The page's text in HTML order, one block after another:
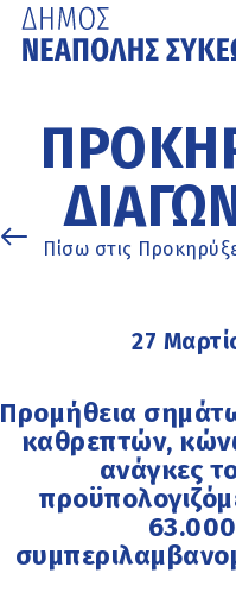
κυρίως
περιεχόμενο
Πίσω στις
27
Προμήθεια
καθρεπτών,
ανάγκες